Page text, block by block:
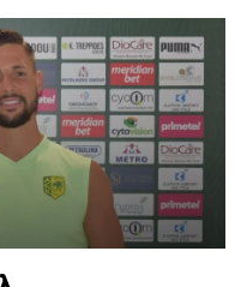
και επέμεινε
να μετακομίσει
το τρέχον